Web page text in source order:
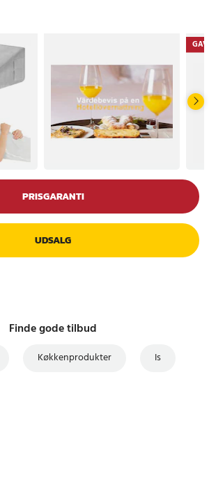
PRISGARANTI
UDSALG
Finde gode tilbud
Køkkenprodukter Is